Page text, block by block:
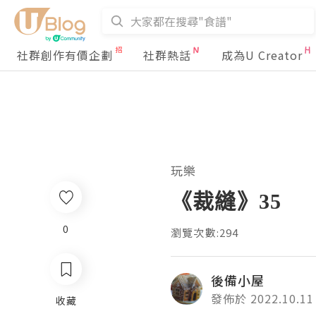
社群創作有價企劃 社群熱話 成為U Creator
玩樂
《裁縫》35
瀏覽次數:294
後備小屋
發佈於 2022.10.11
0
收藏